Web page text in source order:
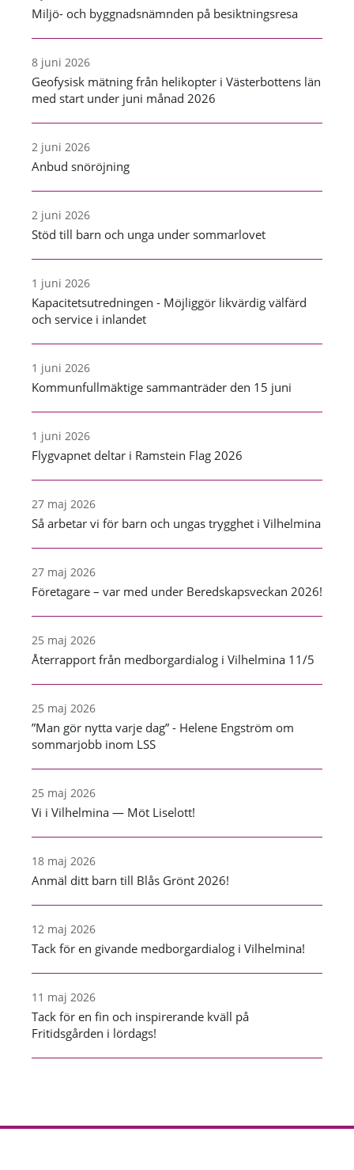
Miljö- och byggnadsnämnden på besiktningsresa
8 juni 2026
Geofysisk mätning från helikopter i Västerbottens län
med start under juni månad 2026
2 juni 2026
Anbud snöröjning
2 juni 2026
Stöd till barn och unga under sommarlovet
1 juni 2026
Kapacitetsutredningen - Möjliggör likvärdig välfärd
och service i inlandet
1 juni 2026
Kommunfullmäktige sammanträder den 15 juni
1 juni 2026
Flygvapnet deltar i Ramstein Flag 2026
27 maj 2026
Så arbetar vi för barn och ungas trygghet i Vilhelmina
27 maj 2026
Företagare – var med under Beredskapsveckan 2026!
25 maj 2026
Återrapport från medborgardialog i Vilhelmina 11/5
25 maj 2026
”Man gör nytta varje dag” - Helene Engström om
sommarjobb inom LSS
25 maj 2026
Vi i Vilhelmina — Möt Liselott!
18 maj 2026
Anmäl ditt barn till Blås Grönt 2026!
12 maj 2026
Tack för en givande medborgardialog i Vilhelmina!
11 maj 2026
Tack för en fin och inspirerande kväll på
Fritidsgården i lördags!